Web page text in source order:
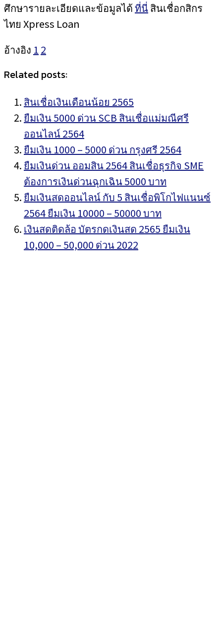
ศึกษารายละเอียดและข้อมูลได้ที่นี่สินเชื่อกสิกร
ไทย Xpress Loan
อ้างอิง 1 2
Related posts:
สินเชื่อเงินเดือนน้อย 2565
ยืมเงิน 5000 ด่วน SCB สินเชื่อแม่มณีศรี
ออนไลน์ 2564
ยืมเงิน 1000 – 5000 ด่วน กรุงศรี 2564
ยืมเงินด่วน ออมสิน 2564 สินเชื่อธุรกิจ SME
ต้องการเงินด่วนฉุกเฉิน 5000 บาท
ยืมเงินสดออนไลน์ กับ 5 สินเชื่อพิโกไฟแนนซ์
2564 ยืมเงิน 10000 – 50000 บาท
เงินสดติดล้อ บัตรกดเงินสด 2565 ยืมเงิน
10,000 – 50,000 ด่วน 2022